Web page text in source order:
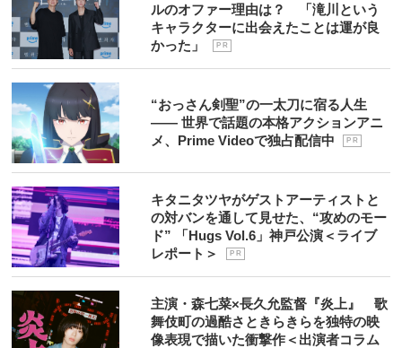
ルのオファー理由は？ 「滝川という
キャラクターに出会えたことは運が良
かった」
P R
“おっさん剣聖”の一太刀に宿る人生
―― 世界で話題の本格アクションアニ
メ、Prime Videoで独占配信中
P R
キタニタツヤがゲストアーティストと
の対バンを通して見せた、“攻めのモー
ド” 「Hugs Vol.6」神戸公演＜ライブ
レポート＞
P R
主演・森七菜×長久允監督『炎上』 歌
舞伎町の過酷さときらきらを独特の映
像表現で描いた衝撃作＜出演者コラム